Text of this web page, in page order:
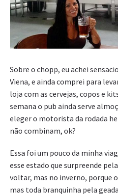
Sobre o chopp, eu achei
Viena, e ainda comprei para
loja com as cervejas, copos e
semana o pub ainda serve
eleger o motorista da rodada
não combinam, ok?
Essa foi um pouco da minha
esse estado que surpreende
voltar, mas no inverno, porque
mas toda branquinha pela